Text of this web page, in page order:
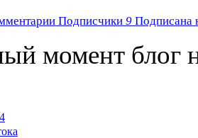
Подписчики 9 Подписанa
момент блог